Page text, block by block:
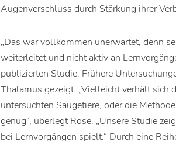
Augenverschluss durch Stärkung ihrer
„Das war vollkommen unerwartet, denn
weiterleitet und nicht aktiv an
publizierten Studie. Frühere
Thalamus gezeigt. „Vielleicht verhält sich
untersuchten Säugetiere, oder die
genug“, überlegt Rose. „Unsere Studie
bei Lernvorgängen spielt.“ Durch eine